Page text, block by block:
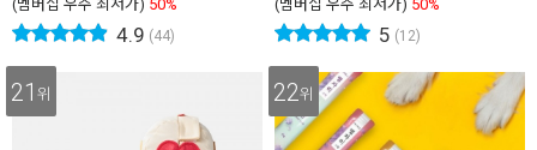
(멤버십 우주 최저가) 50%
4.9 (44)
(멤버십 우주 최저가) 50%
5 (12)
21 위 22위